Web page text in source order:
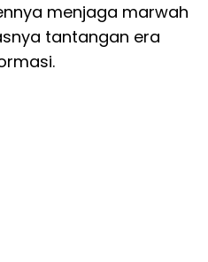
menjaga marwah
tantangan era